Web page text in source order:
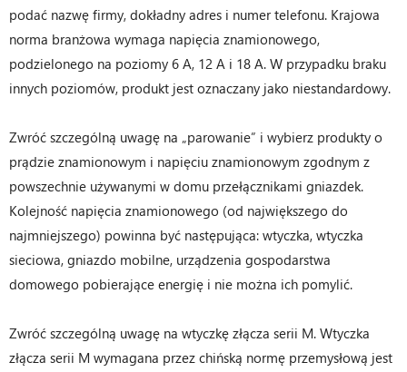
podać nazwę firmy, dokładny adres i numer telefonu. Krajowa
norma branżowa wymaga napięcia znamionowego,
podzielonego na poziomy 6 A, 12 A i 18 A. W przypadku braku
innych poziomów, produkt jest oznaczany jako niestandardowy.
Zwróć szczególną uwagę na „parowanie” i wybierz produkty o
prądzie znamionowym i napięciu znamionowym zgodnym z
powszechnie używanymi w domu przełącznikami gniazdek.
Kolejność napięcia znamionowego (od największego do
najmniejszego) powinna być następująca: wtyczka, wtyczka
sieciowa, gniazdo mobilne, urządzenia gospodarstwa
domowego pobierające energię i nie można ich pomylić.
Zwróć szczególną uwagę na wtyczkę złącza serii M. Wtyczka
złącza serii M wymagana przez chińską normę przemysłową jest